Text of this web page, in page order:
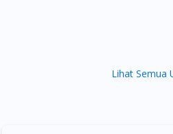
Raffles Place,
Telok Blangah, Tanglin,
Kang.
Lihat Semua